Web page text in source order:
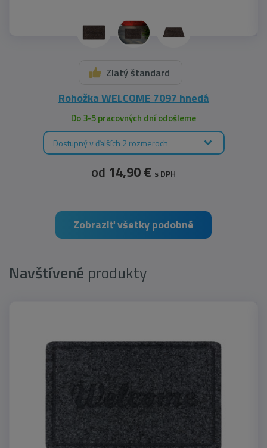
Zlatý štandard
Rohožka WELCOME 7097 hnedá
Do 3-5 pracovných dní odošleme
Dostupný v ďalších 2 rozmeroch
od 14,90 € s DPH
Zobraziť všetky podobné
Navštívené produkty